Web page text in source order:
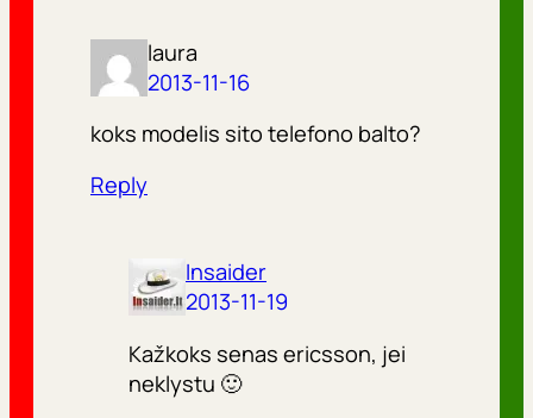
laura
2013-11-16
koks modelis sito telefono balto?
Reply
Insaider
2013-11-19
Kažkoks senas ericsson, jei
neklystu 🙂